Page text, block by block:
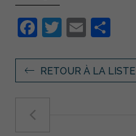
Facebook
Twitter
Email
RETOUR À LA LISTE